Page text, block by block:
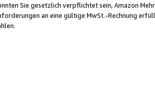
Sie gesetzlich verpflichtet sein, Amazon
an eine gültige MwSt.-Rechnung